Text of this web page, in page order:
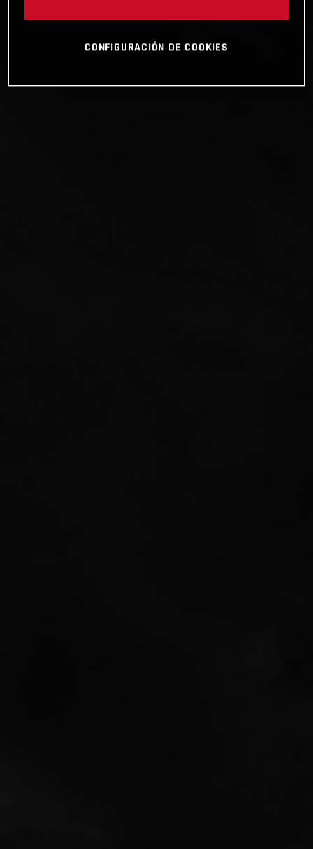
CONFIGURACIÓN DE COOKIES